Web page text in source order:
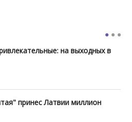
на выходных в
принес Латвии миллион